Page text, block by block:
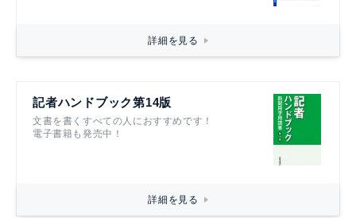
詳細を見る
記者ハンドブック第14版
文書を書くすべての人におすすめです！
電子書籍も発売中！
詳細を見る